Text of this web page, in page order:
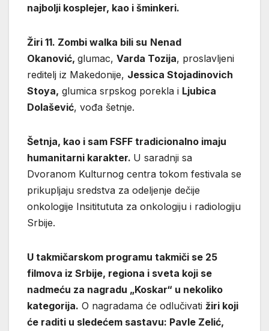
najbolji kosplejer, kao i šminkeri.
Žiri 11. Zombi walka bili su Nenad
Okanović, glumac, Varda Tozija, proslavljeni
reditelj iz Makedonije, Jessica Stojadinovich
Stoya, glumica srpskog porekla i Ljubica
Dolašević, vođa šetnje.
Šetnja, kao i sam FSFF tradicionalno imaju
humanitarni karakter. U saradnji sa
Dvoranom Kulturnog centra tokom festivala se
prikupljaju sredstva za odeljenje dečije
onkologije Insititututa za onkologiju i radiologiju
Srbije.
U takmičarskom programu takmiči se 25
filmova iz Srbije, regiona i sveta koji se
nadmeću za nagradu „Koskar“ u nekoliko
kategorija. O nagradama će odlučivati žiri koji
će raditi u sledećem sastavu: Pavle Zelić,